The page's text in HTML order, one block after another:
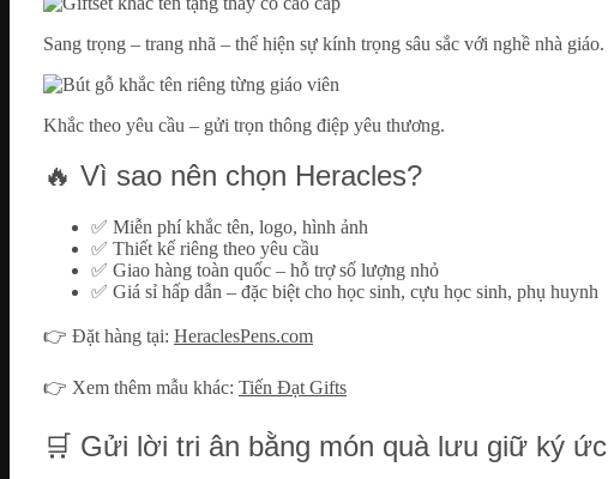
Sang trọng – trang nhã – thể hiện sự kính trọng sâu sắc với nghề nhà giáo.
Khắc theo yêu cầu – gửi trọn thông điệp yêu thương.
🔥 Vì sao nên chọn Heracles?
✅ Miễn phí khắc tên, logo, hình ảnh
✅ Thiết kế riêng theo yêu cầu
✅ Giao hàng toàn quốc – hỗ trợ số lượng nhỏ
✅ Giá sỉ hấp dẫn – đặc biệt cho học sinh, cựu học sinh, phụ huynh
👉 Đặt hàng tại: HeraclesPens.com
👉 Xem thêm mẫu khác: Tiến Đạt Gifts
🛒 Gửi lời tri ân bằng món quà lưu giữ ký ức